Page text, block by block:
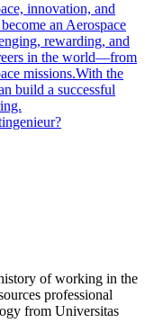
innovation, and
an Aerospace
rewarding, and
in the world—from
missions.With the
build a successful
of working in the
professional
from Universitas